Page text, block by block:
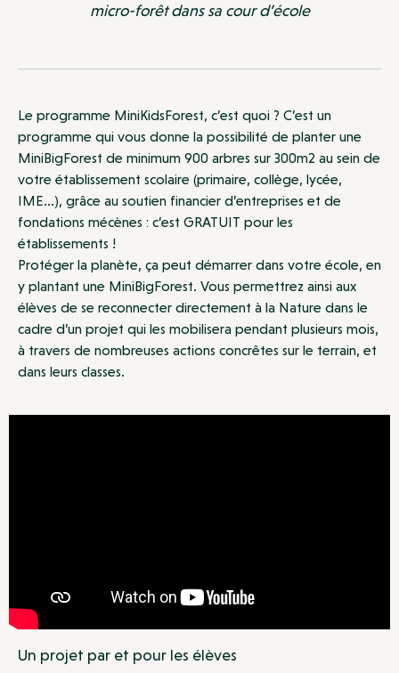
micro-forêt dans sa cour d’école
Le programme MiniKidsForest, c’est quoi ? C’est un
programme qui vous donne la possibilité de planter une
MiniBigForest de minimum 900 arbres sur 300m2 au sein de
votre établissement scolaire (primaire, collège, lycée,
IME…), grâce au soutien financier d’entreprises et de
fondations mécènes : c’est GRATUIT pour les
établissements !
Protéger la planète, ça peut démarrer dans votre école, en
y plantant une MiniBigForest. Vous permettrez ainsi aux
élèves de se reconnecter directement à la Nature dans le
cadre d’un projet qui les mobilisera pendant plusieurs mois,
à travers de nombreuses actions concrêtes sur le terrain, et
dans leurs classes.
Un projet par et pour les élèves